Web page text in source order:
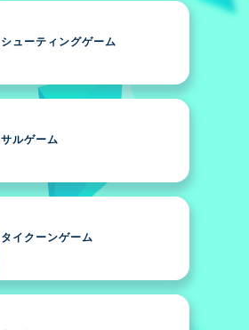
シューティングゲーム
サルゲーム
タイクーンゲーム